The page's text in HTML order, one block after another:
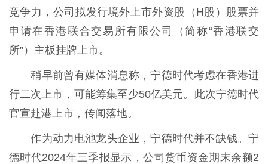
竞争力，公司拟发行境外上市外资股（H股）股票并
申请在香港联合交易所有限公司（简称“香港联交
所”）主板挂牌上市。
稍早前曾有媒体消息称，宁德时代考虑在香港进
行二次上市，可能筹集至少50亿美元。此次宁德时代
官宣赴港上市，传闻落地。
作为动力电池龙头企业，宁德时代并不缺钱。宁
德时代2024年三季报显示，公司货币资金期末余额2